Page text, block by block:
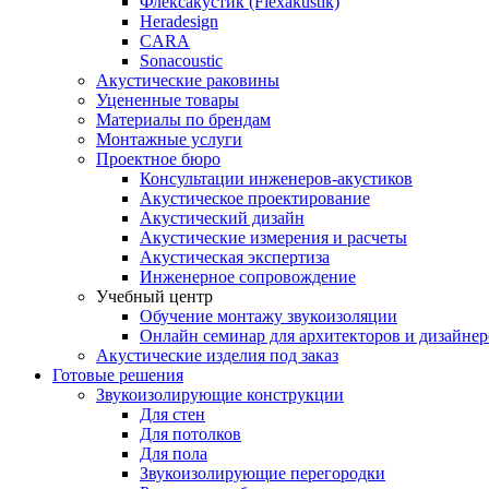
Heradesign
CARA
Sonacoustic
Акустические раковины
Уцененные товары
Материалы по брендам
Монтажные услуги
Проектное бюро
Консультации инженеров-акустиков
Акустическое проектирование
Акустический дизайн
Акустические измерения и расчеты
Акустическая экспертиза
Инженерное сопровождение
Учебный центр
Обучение монтажу звукоизоляции
Онлайн семинар для архитекторов и
Акустические изделия под заказ
Готовые решения
Звукоизолирующие конструкции
Для стен
Для потолков
Для пола
Звукоизолирующие перегородки